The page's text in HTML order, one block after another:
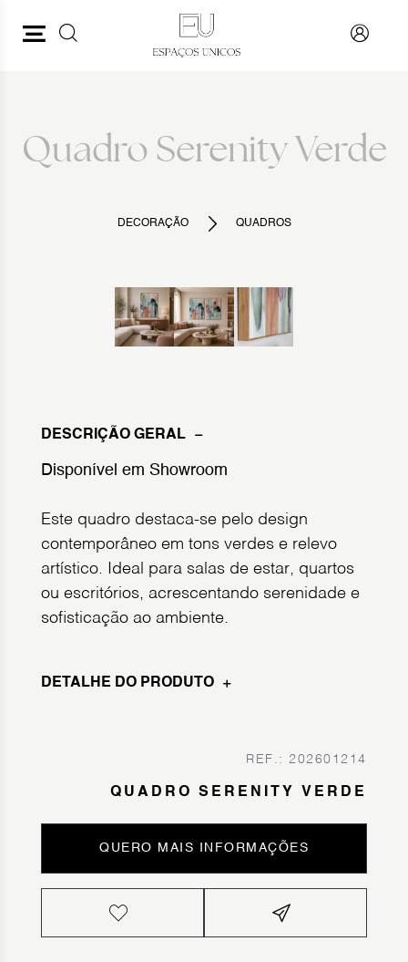
Quadro Serenity Verde
DECORAÇÃO QUADROS
DESCRIÇÃO GERAL
Disponível em Showroom
Este quadro destaca-se pelo design
contemporâneo em tons verdes e relevo
artístico. Ideal para salas de estar, quartos
ou escritórios, acrescentando serenidade e
sofisticação ao ambiente.
DETALHE DO PRODUTO
REF.: 202601214
QUADRO SERENITY VERDE
QUERO MAIS INFORMAÇÕES
PESQUISAR